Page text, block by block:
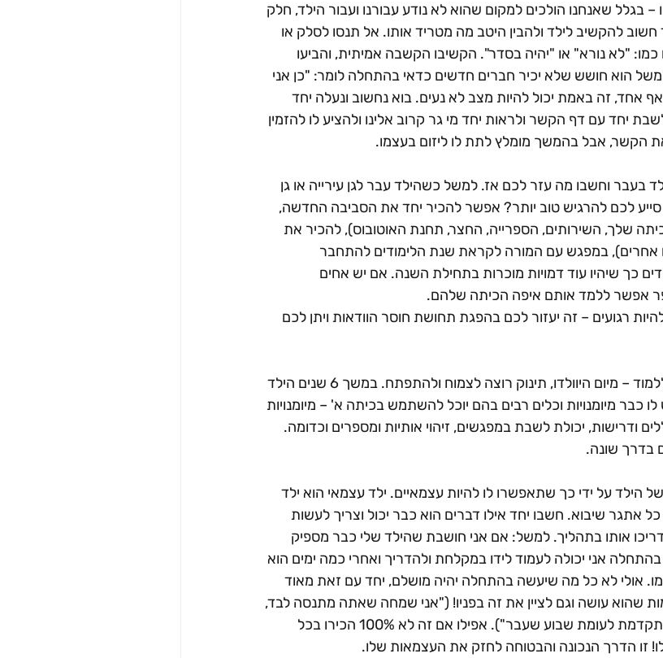
בגלל שאנחנו הולכים למקום שהוא לא נודע עבורנו ועבור הילד, חלק
להקשיב לילד ולהבין היטב מה מטריד אותו. אל תנסו לסלק או
"לא נורא" או "יהיה בסדר". הקשיבו הקשבה אמיתית, והביעו
הוא חושש שלא יכיר חברים חדשים כדאי בהתחלה לומר: "כן אני
זה באמת יכול להיות מצב לא נעים. בוא נחשוב ונעלה יחד
יחד עם דף הקשר ולראות יחד מי גר קרוב אלינו ולהציע לו להזמין
הקשר, אבל בהמשך מומלץ לתת לו ליזום בעצמו.
בעבר וחשבו מה עזר לכם אז. למשל כשהילד עבר לגן עירייה או גן
לכם להרגיש טוב יותר? אפשר להכיר יחד את הסביבה החדשה,
שלך, השירותים, הספרייה, החצר, תחנת האוטובוס), להכיר את
אחרים), במפגש עם המורה לקראת שנת הלימודים להתחבר
כך שיהיו עוד דמויות מוכרות בתחילת השנה. אם יש אחים
אפשר ללמד אותם איפה הכיתה שלהם.
רגועים – זה יעזור לכם בהפגת תחושת חוסר הוודאות ויתן לכם
4. הנטייה הטבעית של כל ילד היא ללמוד – מיום היוולדו, תינוק רוצה לצמוח ולהתפתח. במשך 6 שנים הילד
כבר מיומנויות וכלים רבים בהם יוכל להשתמש בכיתה א' – מיומנויות
ודרישות, יכולת לשבת במפגשים, זיהוי אותיות ומספרים וכדומה.
בדרך שונה.
של הילד על ידי כך שתאפשרו לו להיות עצמאיים. ילד עצמאי הוא ילד
אתגר שיבוא. חשבו יחד אילו דברים הוא כבר יכול וצריך לעשות
אותו בתהליך. למשל: אם אני חושבת שהילד שלי כבר מספיק
אני יכולה לעמוד לידו במקלחת ולהדריך ואחרי כמה ימים הוא
אולי לא כל מה שיעשה בהתחלה יהיה מושלם, יחד עם זאת מאוד
שהוא עושה וגם לציין את זה בפניו! ("אני שמחה שאתה מתנסה לבד,
שאתה לא מוותר, תראה כמה יפה התקדמת לעומת שבוע שעבר"). אפילו אם זה לא 100% הכירו בכל
זו הדרך הנכונה והבטוחה לחזק את העצמאות שלו.